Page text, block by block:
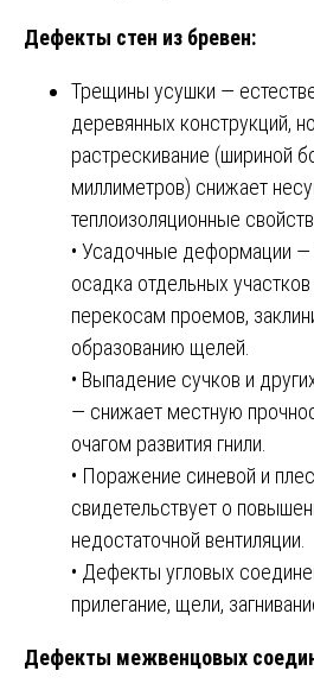
Дефекты стен из бревен:
Трещины усушки —
деревянных конструкций,
растрескивание (шириной
миллиметров) снижает
теплоизоляционные
• Усадочные деформации —
осадка отдельных
перекосам проемов,
образованию щелей.
• Выпадение сучков и
— снижает местную
очагом развития гнили.
• Поражение синевой и
свидетельствует о
недостаточной вентиляции.
• Дефекты угловых
прилегание, щели,
Дефекты межвенцовых